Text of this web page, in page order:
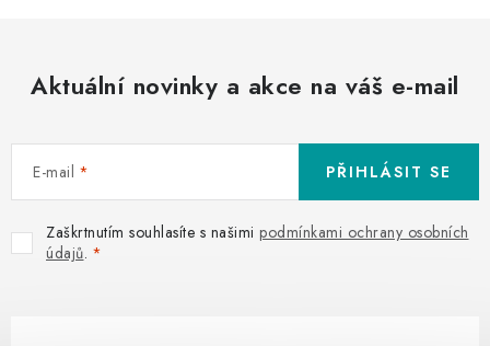
Aktuální novinky a akce na váš e-mail
E-mail
Zaškrtnutím souhlasíte s našimi podmínkami ochrany osobních
údajů.
PŘIHLÁSIT SE